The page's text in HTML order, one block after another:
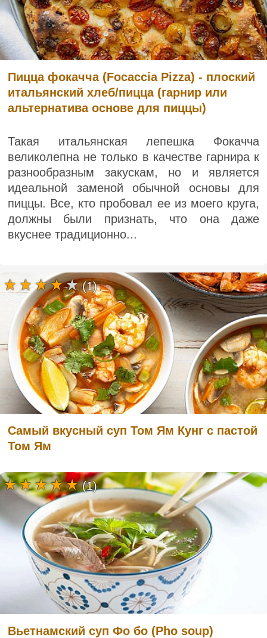
Пицца фокачча (Focaccia Pizza) - плоский
итальянский хлеб/пицца (гарнир или
альтернатива основе для пиццы)
Такая итальянская лепешка Фокачча
великолепна не только в качестве гарнира к
разнообразным закускам, но и является
идеальной заменой обычной основы для
пиццы. Все, кто пробовал ее из моего круга,
должны были признать, что она даже
вкуснее традиционно...
Самый вкусный суп Том Ям Кунг с пастой
Том Ям
(1)
Вьетнамский суп Фо бо (Pho soup)
(1)